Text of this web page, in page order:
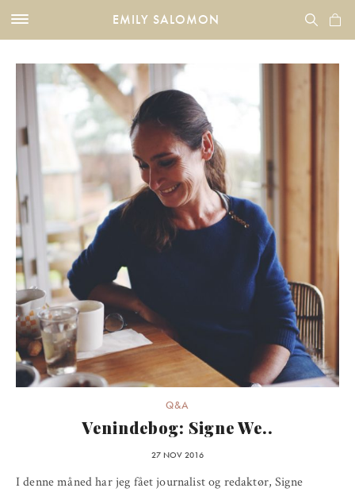
EMILY SALOMON
Q&A
Venindebog: Signe We..
27 NOV 2016
I denne måned har jeg fået journalist og redaktør, Signe